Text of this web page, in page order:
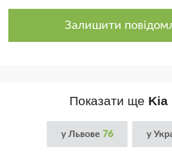
Залишити
Показати ще Kia
у Львове 76 у